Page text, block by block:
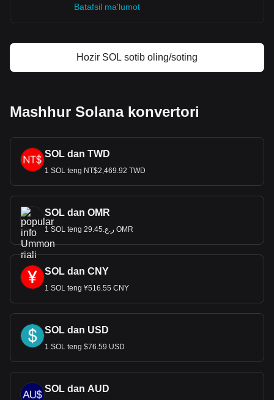
Batafsil ma'lumot
Hozir SOL sotib oling/soting
Mashhur Solana konvertori
SOL dan TWD
1 SOL teng NT$2,469.92 TWD
SOL dan OMR
1 SOL teng ر.ع.29.45 OMR
SOL dan CNY
1 SOL teng ¥516.55 CNY
SOL dan USD
1 SOL teng $76.59 USD
SOL dan AUD